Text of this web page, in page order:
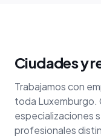
Ciudades y
Trabajamos con
toda Luxemburgo.
especializaciones
profesionales